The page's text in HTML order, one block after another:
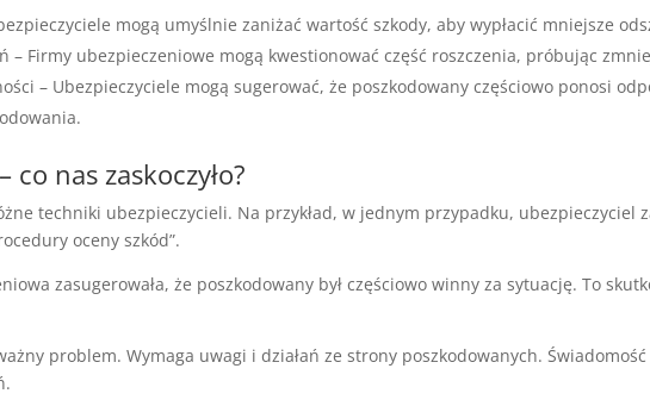
mogą umyślnie zaniżać wartość szkody, aby wypłacić mniejsze
– Firmy ubezpieczeniowe mogą kwestionować część roszczenia, próbując
– Ubezpieczyciele mogą sugerować, że poszkodowany częściowo ponosi
co nas zaskoczyło?
techniki ubezpieczycieli. Na przykład, w jednym przypadku, ubezpieczyciel
oceny szkód”.
zasugerowała, że poszkodowany był częściowo winny za sytuację. To
problem. Wymaga uwagi i działań ze strony poszkodowanych.